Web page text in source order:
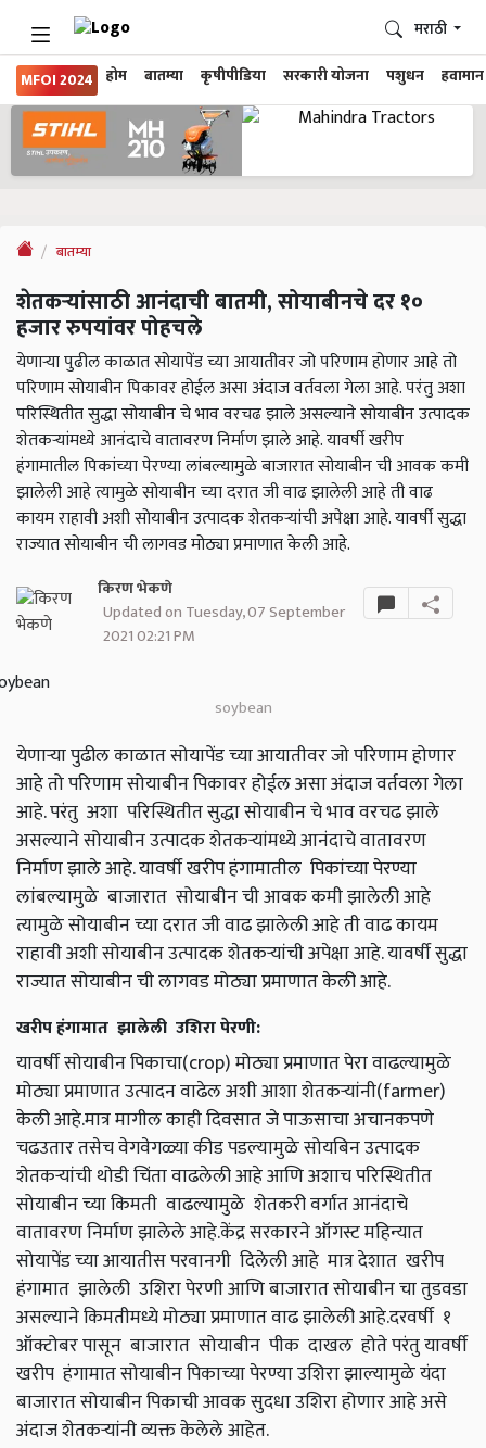
MFOI 2024 होम बातम्या कृषीपीडिया सरकारी योजना पशुधन हवामान
मराठी
बातम्या
शेतकऱ्यांसाठी आनंदाची बातमी, सोयाबीनचे दर १०
हजार रुपयांवर पोहचले
येणाऱ्या पुढील काळात सोयापेंड च्या आयातीवर जो परिणाम होणार आहे तो
परिणाम सोयाबीन पिकावर होईल असा अंदाज वर्तवला गेला आहे. परंतु अशा
परिस्थितीत सुद्धा सोयाबीन चे भाव वरचढ झाले असल्याने सोयाबीन उत्पादक
शेतकऱ्यांमध्ये आनंदाचे वातावरण निर्माण झाले आहे. यावर्षी खरीप
हंगामातील पिकांच्या पेरण्या लांबल्यामुळे बाजारात सोयाबीन ची आवक कमी
झालेली आहे त्यामुळे सोयाबीन च्या दरात जी वाढ झालेली आहे ती वाढ
कायम राहावी अशी सोयाबीन उत्पादक शेतकऱ्यांची अपेक्षा आहे. यावर्षी सुद्धा
राज्यात सोयाबीन ची लागवड मोठ्या प्रमाणात केली आहे.
किरण भेकणे
Updated on Tuesday, 07 September
2021 02:21 PM
soybean
येणाऱ्या पुढील काळात सोयापेंड च्या आयातीवर जो परिणाम होणार
आहे तो परिणाम सोयाबीन पिकावर होईल असा अंदाज वर्तवला गेला
आहे. परंतु अशा परिस्थितीत सुद्धा सोयाबीन चे भाव वरचढ झाले
असल्याने सोयाबीन उत्पादक शेतकऱ्यांमध्ये आनंदाचे वातावरण
निर्माण झाले आहे. यावर्षी खरीप हंगामातील पिकांच्या पेरण्या
लांबल्यामुळे बाजारात सोयाबीन ची आवक कमी झालेली आहे
त्यामुळे सोयाबीन च्या दरात जी वाढ झालेली आहे ती वाढ कायम
राहावी अशी सोयाबीन उत्पादक शेतकऱ्यांची अपेक्षा आहे. यावर्षी सुद्धा
राज्यात सोयाबीन ची लागवड मोठ्या प्रमाणात केली आहे.
खरीप हंगामात झालेली उशिरा पेरणी:
यावर्षी सोयाबीन पिकाचा(crop) मोठ्या प्रमाणात पेरा वाढल्यामुळे
मोठ्या प्रमाणात उत्पादन वाढेल अशी आशा शेतकऱ्यांनी(farmer)
केली आहे.मात्र मागील काही दिवसात जे पाऊसाचा अचानकपणे
चढउतार तसेच वेगवेगळ्या कीड पडल्यामुळे सोयबिन उत्पादक
शेतकऱ्यांची थोडी चिंता वाढलेली आहे आणि अशाच परिस्थितीत
सोयाबीन च्या किमती वाढल्यामुळे शेतकरी वर्गात आनंदाचे
वातावरण निर्माण झालेले आहे.केंद्र सरकारने ऑगस्ट महिन्यात
सोयापेंड च्या आयातीस परवानगी दिलेली आहे मात्र देशात खरीप
हंगामात झालेली उशिरा पेरणी आणि बाजारात सोयाबीन चा तुडवडा
असल्याने किमतीमध्ये मोठ्या प्रमाणात वाढ झालेली आहे.दरवर्षी १
ऑक्टोबर पासून बाजारात सोयाबीन पीक दाखल होते परंतु यावर्षी
खरीप हंगामात सोयाबीन पिकाच्या पेरण्या उशिरा झाल्यामुळे यंदा
बाजारात सोयाबीन पिकाची आवक सुदधा उशिरा होणार आहे असे
अंदाज शेतकऱ्यांनी व्यक्त केलेले आहेत.